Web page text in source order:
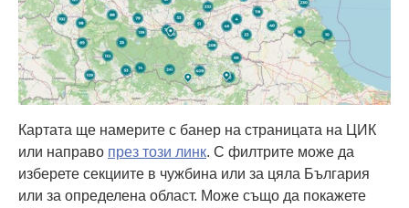
Картата ще намерите с банер на страницата на ЦИК
или направо през този линк. С филтрите може да
изберете секциите в чужбина или за цяла България
или за определена област. Може също да покажете